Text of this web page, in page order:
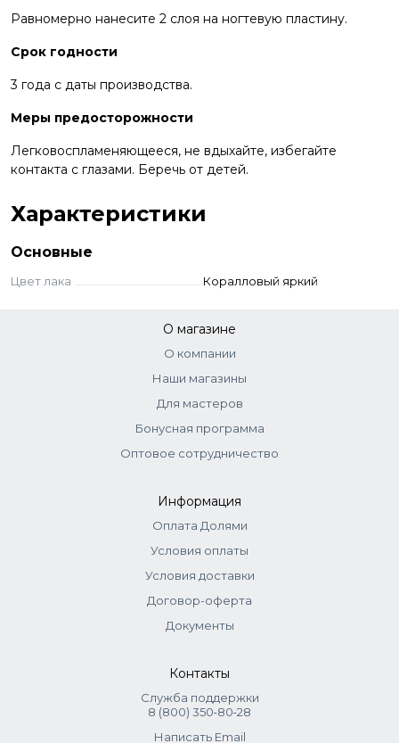
Равномерно нанесите 2 слоя на ногтевую пластину.
Срок годности
3 года с даты производства.
Меры предосторожности
Легковоспламеняющееся, не вдыхайте, избегайте
контакта с глазами. Беречь от детей.
Характеристики
Основные
Цвет лака Коралловый яркий
О магазине
О компании
Наши магазины
Для мастеров
Бонусная программа
Оптовое сотрудничество
Информация
Оплата Долями
Условия оплаты
Условия доставки
Договор-оферта
Документы
Контакты
Служба поддержки
8 (800) 350‑80‑28
Написать Email